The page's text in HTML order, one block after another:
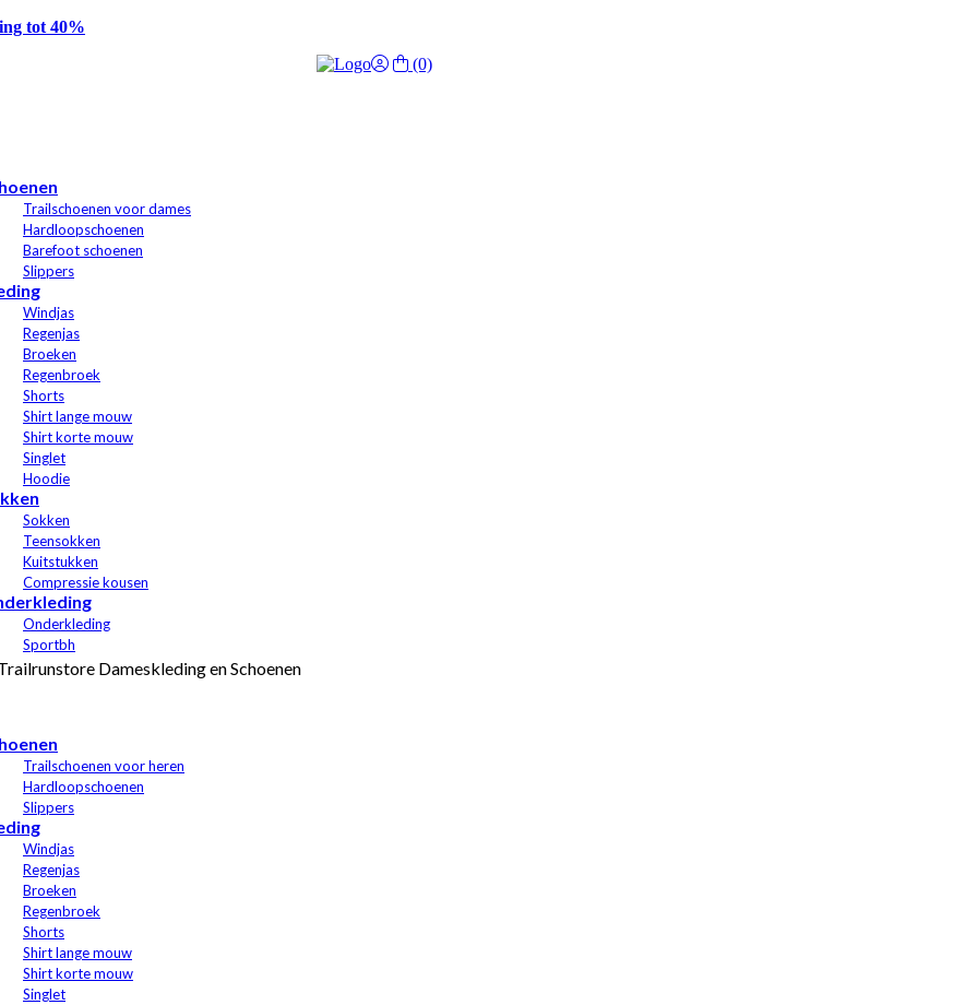
tot 40%
Trailschoenen voor dames
Hardloopschoenen
Barefoot schoenen
Slippers
Windjas
Regenjas
Broeken
Regenbroek
Shorts
Shirt lange mouw
Shirt korte mouw
Singlet
Hoodie
Sokken
Teensokken
Kuitstukken
Compressie kousen
Onderkleding
Sportbh
Trailschoenen voor heren
Hardloopschoenen
Slippers
Windjas
Regenjas
Broeken
Regenbroek
Shorts
Shirt lange mouw
Shirt korte mouw
Singlet
(0)